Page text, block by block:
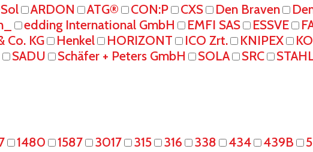
ARDON ATG® CON:P CXS Den Braven
edding International GmbH EMFI SAS ESSVE
Co. KG
Henkel HORIZONT ICO Zrt. KNIPEX
SADU Schäfer + Peters GmbH SOLA SRC
1480 1587 3017 315 316 338 434 439B